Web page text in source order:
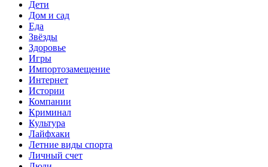
Дети
Дом и сад
Еда
Звёзды
Здоровье
Игры
Импортозамещение
Интернет
Истории
Компании
Криминал
Культура
Лайфхаки
Летние виды спорта
Личный счет